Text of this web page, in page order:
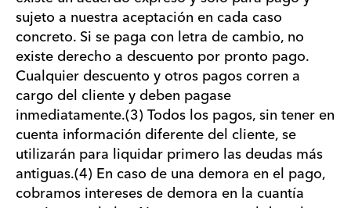
sujeto a nuestra aceptación en cada caso
concreto. Si se paga con letra de cambio, no
existe derecho a descuento por pronto pago.
Cualquier descuento y otros pagos corren a
cargo del cliente y deben pagase
inmediatamente.(3) Todos los pagos, sin tener en
cuenta información diferente del cliente, se
utilizarán para liquidar primero las deudas más
antiguas.(4) En caso de una demora en el pago,
cobramos intereses de demora en la cuantía